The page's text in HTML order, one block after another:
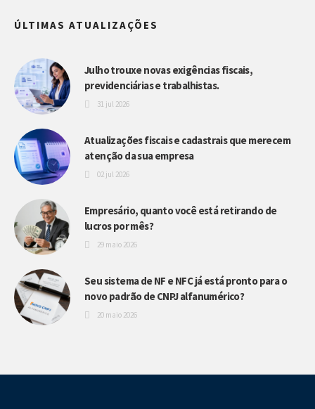
ÚLTIMAS ATUALIZAÇÕES
Julho trouxe novas exigências fiscais,
previdenciárias e trabalhistas.
31 jul 2026
Atualizações fiscais e cadastrais que merecem
atenção da sua empresa
02 jul 2026
Empresário, quanto você está retirando de
lucros por mês?
29 maio 2026
Seu sistema de NF e NFC já está pronto para o
novo padrão de CNPJ alfanumérico?
20 maio 2026